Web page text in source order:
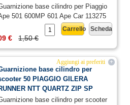
base cilindro per Piaggio
501 600MP 601 Ape Car 113275
Scheda
Carrello
1,50 €
€
+
Aggiungi ai preferiti
base cilindro per
50 PIAGGIO GILERA
NTT QUARTZ ZIP SP
base cilindro per scooter